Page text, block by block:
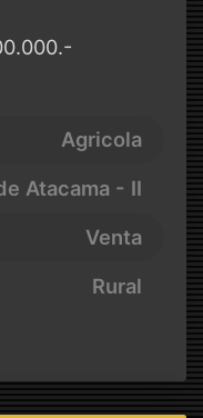
Agricola
Atacama - II
Venta
Rural